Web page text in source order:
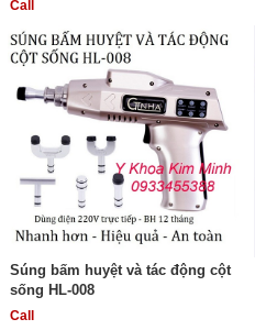
Call
Súng bấm huyệt và tác động cột
sống HL-008
Call